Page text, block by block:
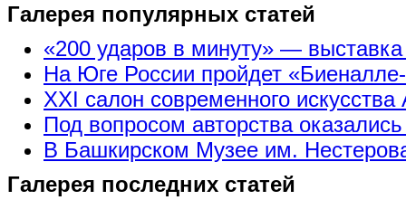
Галерея популярных статей
«200 ударов в минуту» —
На Юге России пройдет
XXI салон современного искусства
Под вопросом авторства
В Башкирском Музее им.
Галерея последних статей